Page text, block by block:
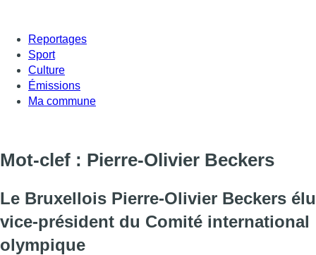
Reportages
Sport
Culture
Émissions
Ma commune
Mot-clef : Pierre-Olivier Beckers
Le Bruxellois Pierre-Olivier Beckers élu
vice-président du Comité international
olympique